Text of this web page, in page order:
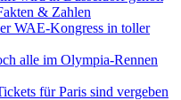
& Zahlen
WAE-Kongress in toller
alle im Olympia-Rennen
für Paris sind vergeben